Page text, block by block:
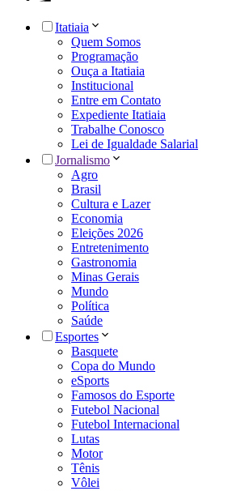
Itatiaia
Quem Somos
Programação
Ouça a Itatiaia
Institucional
Entre em Contato
Expediente Itatiaia
Trabalhe Conosco
Lei de Igualdade Salarial
Jornalismo
Agro
Brasil
Cultura e Lazer
Economia
Eleições 2026
Entretenimento
Gastronomia
Minas Gerais
Mundo
Política
Saúde
Esportes
Basquete
Copa do Mundo
eSports
Famosos do Esporte
Futebol Nacional
Futebol Internacional
Lutas
Motor
Tênis
Vôlei